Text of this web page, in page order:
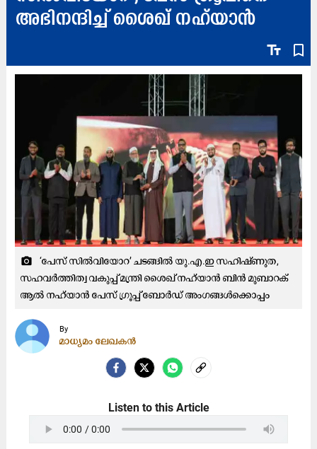
അഭിനന്ദിച്ച്​ ശൈഖ്​ നഹ്​യാൻ
text_fields bookmark_border
camera_alt
‘പേസ് സിൽവിയോറ’ ചടങ്ങിൽ യു.എ.ഇ സഹിഷ്ണുത,
സഹവർത്തിത്വ വകുപ്പ്​ മന്ത്രി ശൈഖ്​നഹ്​യാൻ ബിൻ മുബാറക്
ആൽ നഹ്​യാൻ പേസ് ഗ്രൂപ്പ് ബോർഡ് അംഗങ്ങൾക്കൊപ്പം
By
മാധ്യമം ലേഖകൻ
Listen to this Article